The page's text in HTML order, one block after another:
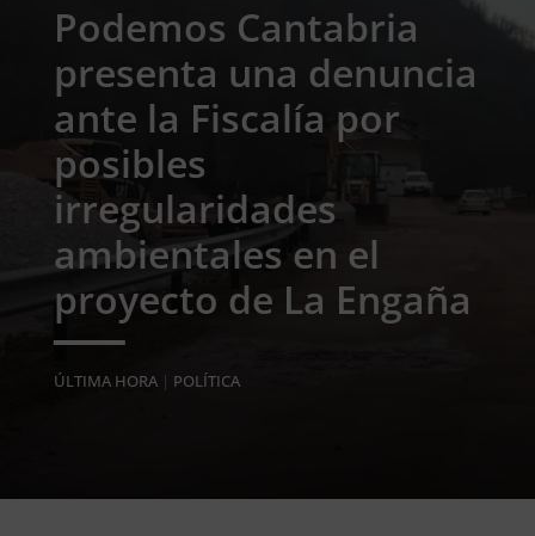
Podemos Cantabria
presenta una denuncia
ante la Fiscalía por
posibles
irregularidades
ambientales en el
proyecto de La Engaña
ÚLTIMA HORA| POLÍTICA